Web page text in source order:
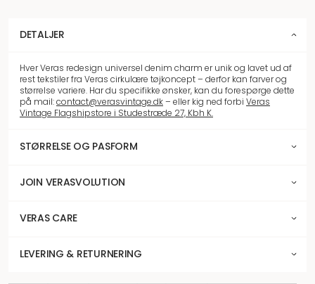
DETALJER
Hver Veras redesign universel denim charm er unik og lavet ud af
rest tekstiler fra Veras cirkulære tøjkoncept – derfor kan farver og
størrelse variere. Har du specifikke ønsker, kan du forespørge dette
på mail:contact@verasvintage.dk– eller kig ned forbi Veras
Vintage Flagshipstore i Studestræde 27, Kbh K.
STØRRELSE OG PASFORM
JOIN VERASVOLUTION
VERAS CARE
LEVERING & RETURNERING